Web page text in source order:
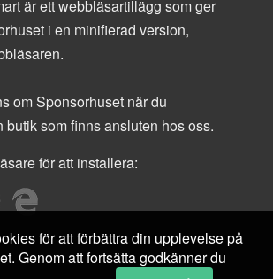
är ett webbläsartillägg som ger
i en minifierad version,
om Sponsorhuset när du
butik som finns ansluten hos oss.
för att installera:
för att förbättra din upplevelse på
Genom att fortsätta godkänner du